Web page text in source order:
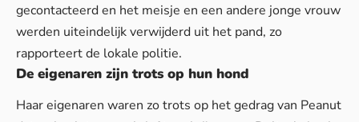
gecontacteerd en het meisje en een andere jonge vrouw
werden uiteindelijk verwijderd uit het pand, zo
rapporteert de lokale politie.
De eigenaren zijn trots op hun hond
Haar eigenaren waren zo trots op het gedrag van Peanut